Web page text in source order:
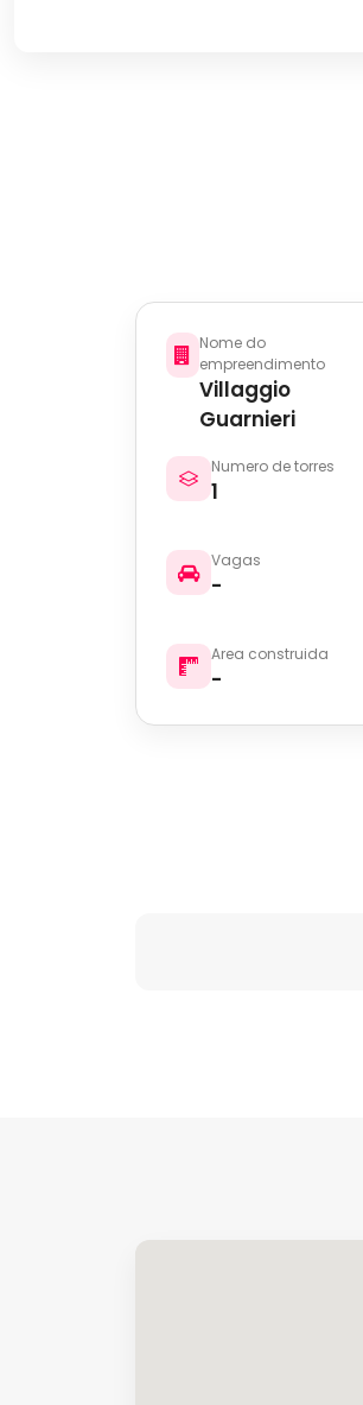
Nome do
empreendimento
Villaggio
Guarnieri
Numero de torres
1
Vagas
-
Area construida
-